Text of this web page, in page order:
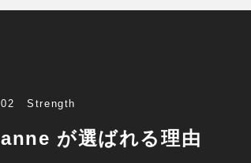
02 Strength
anne が選ばれる理由